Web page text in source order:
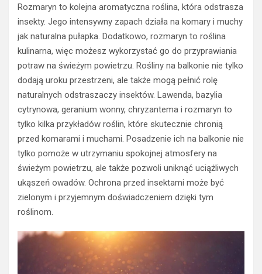
Rozmaryn to kolejna aromatyczna roślina, która odstrasza
insekty. Jego intensywny zapach działa na komary i muchy
jak naturalna pułapka. Dodatkowo, rozmaryn to roślina
kulinarna, więc możesz wykorzystać go do przyprawiania
potraw na świeżym powietrzu. Rośliny na balkonie nie tylko
dodają uroku przestrzeni, ale także mogą pełnić rolę
naturalnych odstraszaczy insektów. Lawenda, bazylia
cytrynowa, geranium wonny, chryzantema i rozmaryn to
tylko kilka przykładów roślin, które skutecznie chronią
przed komarami i muchami. Posadzenie ich na balkonie nie
tylko pomoże w utrzymaniu spokojnej atmosfery na
świeżym powietrzu, ale także pozwoli uniknąć uciążliwych
ukąszeń owadów. Ochrona przed insektami może być
zielonym i przyjemnym doświadczeniem dzięki tym
roślinom.